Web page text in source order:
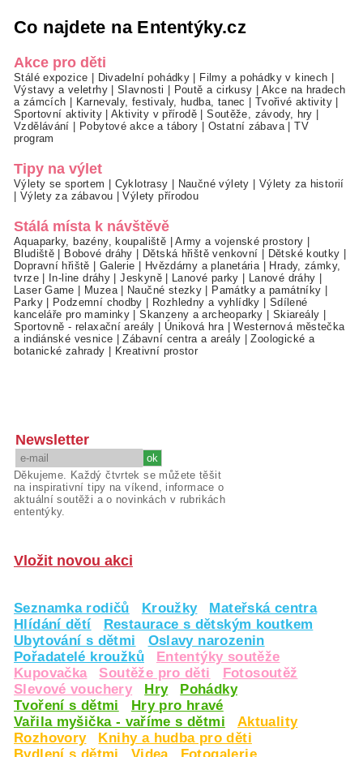
Co najdete na Ententýky.cz
Akce pro děti
Stálé expozice Divadelní pohádky Filmy a pohádky v kinech
Výstavy a veletrhy|Slavnosti Poutě a cirkusy
Akce na hradech
a zámcích
Karnevaly, festivaly, hudba, tanec Tvořivé aktivity
Sportovní aktivity|Aktivity v přírodě |Soutěže, závody, hry
Vzdělávání
Pobytové akce a tábory Ostatní zábava|TV
program
Tipy na výlet
Výlety se sportem Cyklotrasy Naučné výlety
Výlety za historií
Výlety za zábavou |Výlety přírodou
Stálá místa k návštěvě
Aquaparky, bazény, koupaliště |Army a vojenské prostory
Bludiště
Bobové dráhy Dětská hřiště venkovní Dětské koutky
Dopravní hřiště
Galerie Hvězdárny a planetária|
Hrady, zámky,
tvrze| In-line dráhy |Jeskyně| Lanové parky Lanové dráhy
Laser Game
Muzea| Naučné stezky Památky a památníky
Parky| Podzemní chodby Rozhledny a vyhlídky
Sdílené
kanceláře pro maminky |Skanzeny a archeoparky Skiareály
Sportovně - relaxační areály
Úniková hra|Westernová městečka
a indiánské vesnice |Zábavní centra a areály |Zoologické a
botanické zahrady
Kreativní prostor
Newsletter
Děkujeme. Každý čtvrtek se můžete těšit
na inspirativní tipy na víkend, informace o
aktuální soutěži a o novinkách v rubrikách
ententýky.
Vložit novou akci
Seznamka rodičů Kroužky
Mateřská centra
Hlídání dětí
Restaurace s dětským koutkem
Ubytování s dětmi
Oslavy narozenin
Pořadatelé kroužků
Ententýky soutěže
Kupovačka
Soutěže pro děti
Fotosoutěž
Slevové vouchery
Hry
Pohádky
Tvoření s dětmi
Hry pro hravé
Vařila myšička - vaříme s dětmi
Aktuality
Rozhovory
Knihy a hudba pro děti